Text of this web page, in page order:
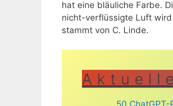
hat eine bläuliche Farbe.
nicht-verflüssigte Luft
stammt von C. Linde.
50